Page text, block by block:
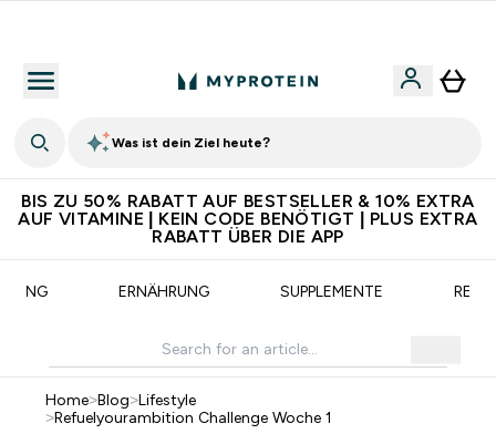
Was ist dein Ziel heute?
BIS ZU 50% RABATT AUF BESTSELLER & 10% EXTRA
AUF VITAMINE | KEIN CODE BENÖTIGT | PLUS EXTRA
RABATT ÜBER DIE APP
ERNÄHRUNG SUPPLEMENTE
Home>Blog>Lifestyle
>Refuelyourambition Challenge Woche 1